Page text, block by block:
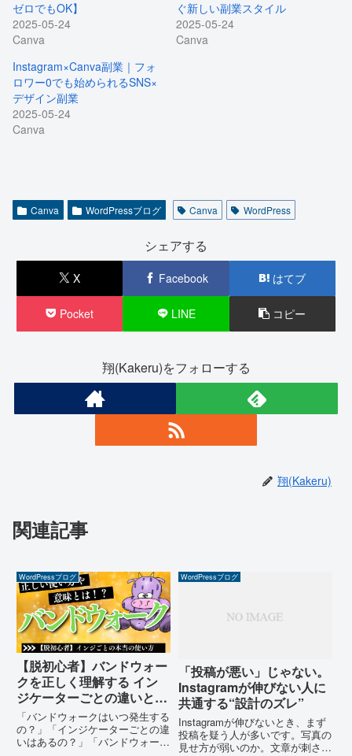
ゼロでもOK】
2025-05-24
Canva
ぐ新しい副業スタイル
2025-05-24
Canva
Instagram×Canva副業｜フォ
ロワー0でも始められるSNS×
デザイン副業
2025-05-24
Canva
Canva WordPressブログ Canva WordPress
シェアする
X Facebook はてブ
Pocket LINE コピー
翔(Kakeru)をフォローする
翔(Kakeru)
関連記事
WordPressブログ
【脱初心者】バンドウォー
クを正しく理解する イン
ジケーターごとの違いと
は？
「バンドウォークはいつ発生する
の？」「インジケーターごとの違
いはあるの？」「バンドウォーク
WordPressブログ
「投稿が悪い」じゃない。
Instagramが伸びない人に
共通する“設計のズレ”
Instagramが伸びないとき、まず
投稿を疑う人が多いです。写真の
見せ方が弱いのか。文章が刺さら